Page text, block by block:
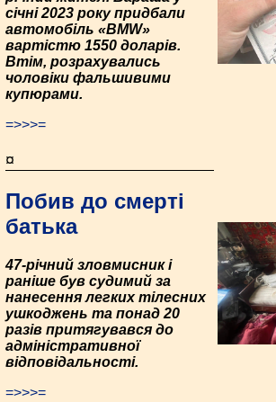
січні 2023 року придбали
автомобіль «BMW»
вартістю 1550 доларів.
Втім, розрахувались
чоловіки фальшивими
купюрами.
=>>>=
¤
Побив до смерті
батька
47-річний зловмисник і
раніше був судимий за
нанесення легких тілесних
ушкоджень та понад 20
разів притягувався до
адміністративної
відповідальності.
=>>>=